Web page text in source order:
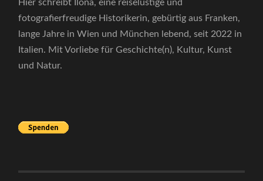
Hier schreibt Ilona, eine reiselustige und
fotografierfreudige Historikerin, gebürtig aus Franken,
lange Jahre in Wien und München lebend, seit 2022 in
Italien. Mit Vorliebe für Geschichte(n), Kultur, Kunst
und Natur.